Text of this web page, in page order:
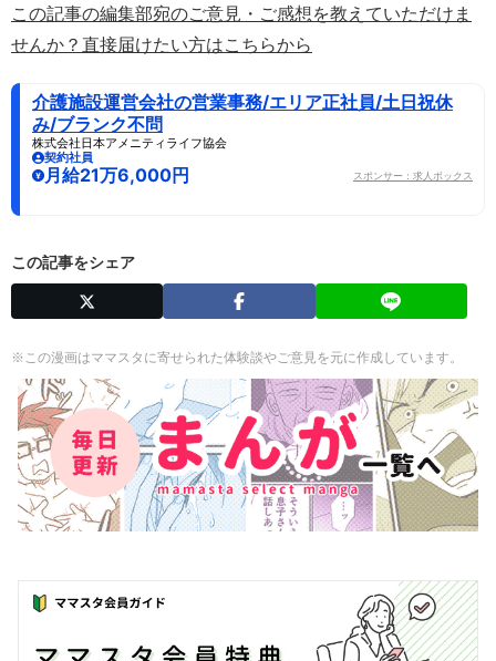
この記事の編集部宛のご意見・ご感想を教えていただけま
せんか？直接届けたい方はこちらから
介護施設運営会社の営業事務/エリア正社員/土日祝休
み/ブランク不問
株式会社日本アメニティライフ協会
契約社員
月給21万6,000円 スポンサー：求人ボックス
この記事をシェア
※この漫画はママスタに寄せられた体験談やご意見を元に作成しています。